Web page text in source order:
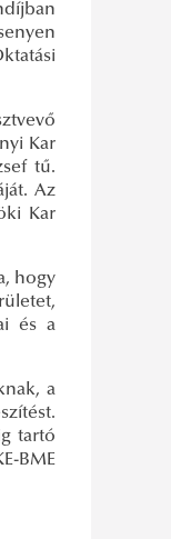
Kar
tű.
Az
Kar
hogy
és a
a
tartó
BME